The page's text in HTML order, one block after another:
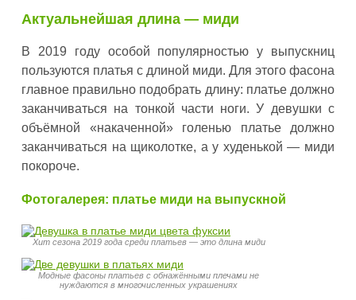
Актуальнейшая длина — миди
В 2019 году особой популярностью у выпускниц
пользуются платья с длиной миди. Для этого фасона
главное правильно подобрать длину: платье должно
заканчиваться на тонкой части ноги. У девушки с
объёмной «накаченной» голенью платье должно
заканчиваться на щиколотке, а у худенькой — миди
покороче.
Фотогалерея: платье миди на выпускной
Хит сезона 2019 года среди платьев — это длина миди
Модные фасоны платьев с обнажёнными плечами не
нуждаются в многочисленных украшениях